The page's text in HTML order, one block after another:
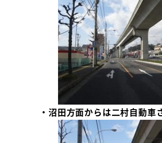
・沼田方面からは二村自動車